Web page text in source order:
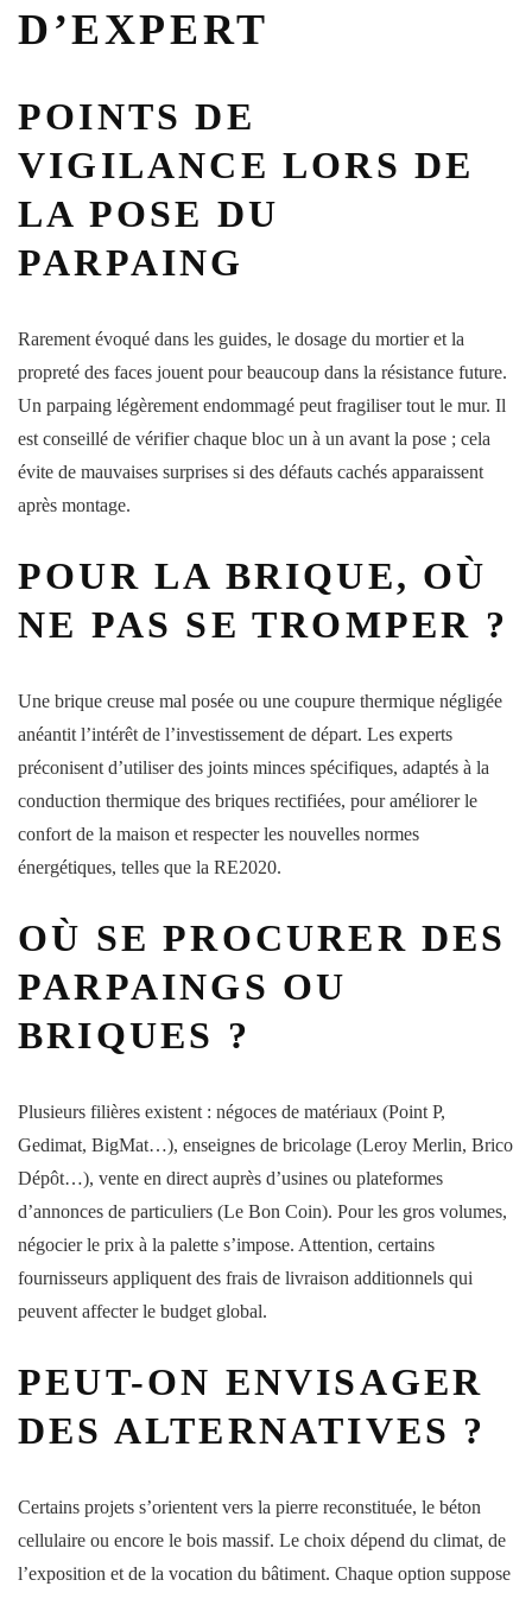
D’EXPERT
POINTS DE
VIGILANCE LORS DE
LA POSE DU
PARPAING
Rarement évoqué dans les guides, le dosage du mortier et la
propreté des faces jouent pour beaucoup dans la résistance future.
Un parpaing légèrement endommagé peut fragiliser tout le mur. Il
est conseillé de vérifier chaque bloc un à un avant la pose ; cela
évite de mauvaises surprises si des défauts cachés apparaissent
après montage.
POUR LA BRIQUE, OÙ
NE PAS SE TROMPER ?
Une brique creuse mal posée ou une coupure thermique négligée
anéantit l’intérêt de l’investissement de départ. Les experts
préconisent d’utiliser des joints minces spécifiques, adaptés à la
conduction thermique des briques rectifiées, pour améliorer le
confort de la maison et respecter les nouvelles normes
énergétiques, telles que la RE2020.
OÙ SE PROCURER DES
PARPAINGS OU
BRIQUES ?
Plusieurs filières existent : négoces de matériaux (Point P,
Gedimat, BigMat…), enseignes de bricolage (Leroy Merlin, Brico
Dépôt…), vente en direct auprès d’usines ou plateformes
d’annonces de particuliers (Le Bon Coin). Pour les gros volumes,
négocier le prix à la palette s’impose. Attention, certains
fournisseurs appliquent des frais de livraison additionnels qui
peuvent affecter le budget global.
PEUT-ON ENVISAGER
DES ALTERNATIVES ?
Certains projets s’orientent vers la pierre reconstituée, le béton
cellulaire ou encore le bois massif. Le choix dépend du climat, de
l’exposition et de la vocation du bâtiment. Chaque option suppose